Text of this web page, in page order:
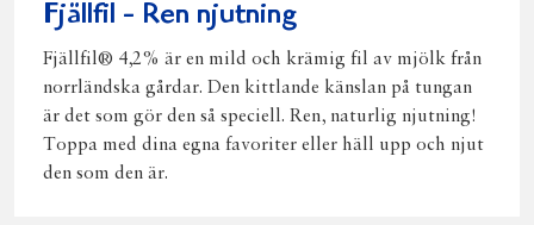
Fjällfil - Ren njutning
Fjällfil® 4,2% är en mild och krämig fil av mjölk från
norrländska gårdar. Den kittlande känslan på tungan
är det som gör den så speciell. Ren, naturlig njutning!
Toppa med dina egna favoriter eller häll upp och njut
den som den är.